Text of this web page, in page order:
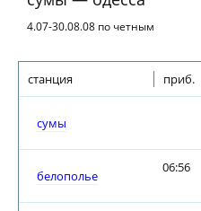
4.07-30.08.08 по четным
станция приб.
сумы
белополье
06:56